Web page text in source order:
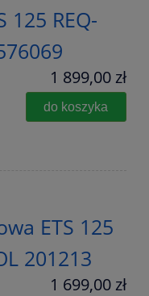
125 REQ-
1 899,00 zł
do koszyka
ETS 125
201213
1 699,00 zł